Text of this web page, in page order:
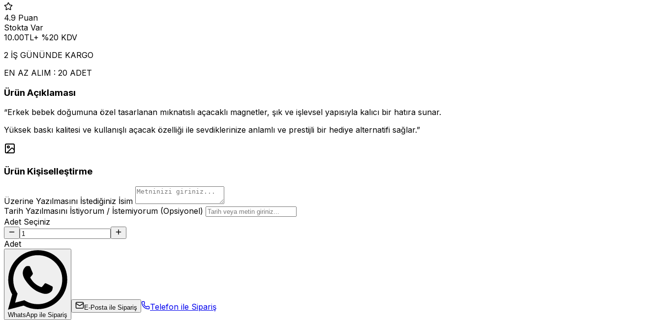
4.9 Puan
Stokta Var
10.00TL+ %20 KDV
2 İŞ GÜNÜNDE KARGO
EN AZ ALIM : 20 ADET
Ürün Açıklaması
“Erkek bebek doğumuna özel tasarlanan mıknatıslı açacaklı magnetler, şık ve işlevsel yapısıyla kalıcı bir hatıra sunar.
Yüksek baskı kalitesi ve kullanışlı açacak özelliği ile sevdiklerinize anlamlı ve prestijli bir hediye alternatifi sağlar.”
Ürün Kişiselleştirme
Üzerine Yazılmasını İstediğiniz İsim
Tarih Yazılmasını İstiyorum / İstemiyorum (Opsiyonel)
Adet Seçiniz
Adet
WhatsApp ile Sipariş
E-Posta ile Sipariş Telefon ile Sipariş